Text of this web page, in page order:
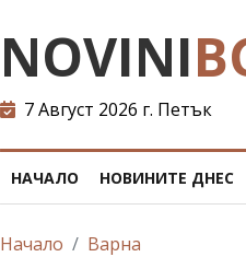
NOVINI
7 Август 2026 г. Петък
НАЧАЛО НОВИНИТЕ ДНЕС
Начало
Варна